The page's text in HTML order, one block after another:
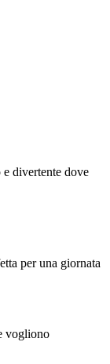
divertente dove
per una giornata
vogliono